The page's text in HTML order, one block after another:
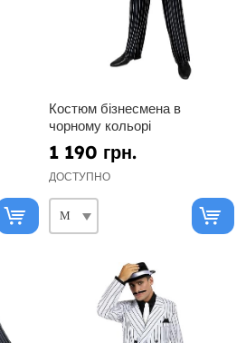
Костюм бізнесмена в
чорному кольорі
1 190 грн.
ДОСТУПНО